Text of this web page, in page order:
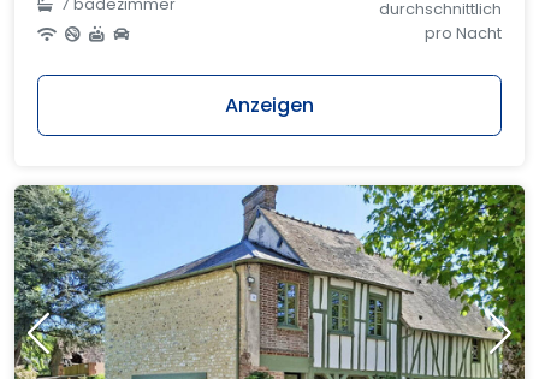
7 badezimmer
durchschnittlich
pro Nacht
Anzeigen